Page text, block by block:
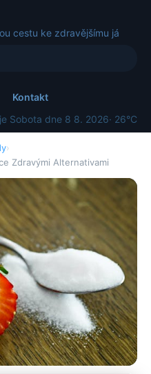
cestu ke zdravějšímu já
Kontakt
Sobota dne 8 8. 2026· 26°C
›
Zdravými Alternativami